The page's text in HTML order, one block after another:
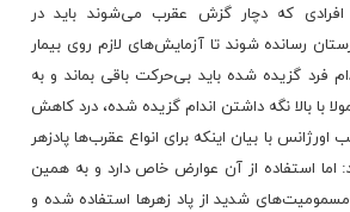
كه دچار گزش عقرب می‌شوند باید در
رسانده شوند تا آزمایش‌های لازم روی بیمار
فرد گزیده شده باید بی‌حركت باقی بماند و به
با بالا نگه‌ داشتن اندام گزیده شده، درد كاهش
با بیان اینكه برای انواع عقرب‌ها پادزهر
اما استفاده از آن عوارض خاص دارد و به همین
شدید از پاد زهرها استفاده شده و